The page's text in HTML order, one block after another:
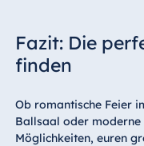
Fazit: Die
finden
Ob romantische Feier
Ballsaal oder
Möglichkeiten, euren